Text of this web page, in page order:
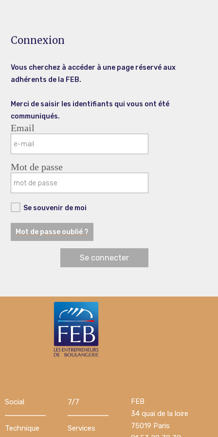
Connexion
Vous cherchez à accéder à une page réservé aux
adhérents de la FEB.
Merci de saisir les identifiants qui vous ont été
communiqués.
Email
Mot de passe
Se souvenir de moi
Mot de passe oublié ?
Social 7/7
FEB
34 quai de la loire
75019 Paris
Technique Services